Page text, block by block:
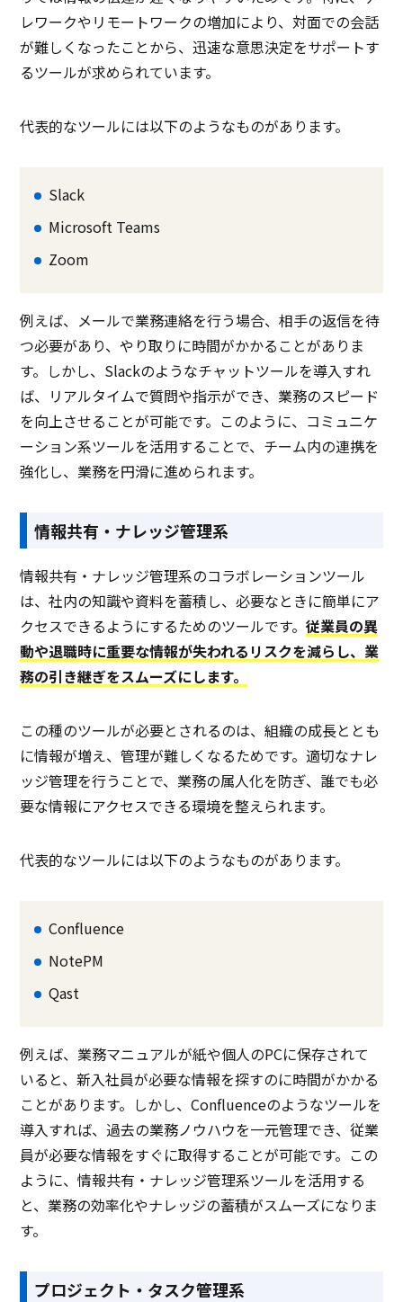
レワークやリモートワークの増加により、対面での会話
が難しくなったことから、迅速な意思決定をサポートす
るツールが求められています。
代表的なツールには以下のようなものがあります。
Slack
Microsoft Teams
Zoom
例えば、メールで業務連絡を行う場合、相手の返信を待
つ必要があり、やり取りに時間がかかることがありま
す。しかし、Slackのようなチャットツールを導入すれ
ば、リアルタイムで質問や指示ができ、業務のスピード
を向上させることが可能です。このように、コミュニケ
ーション系ツールを活用することで、チーム内の連携を
強化し、業務を円滑に進められます。
情報共有・ナレッジ管理系
情報共有・ナレッジ管理系のコラボレーションツール
は、社内の知識や資料を蓄積し、必要なときに簡単にア
クセスできるようにするためのツールです。従業員の異
動や退職時に重要な情報が失われるリスクを減らし、業
務の引き継ぎをスムーズにします。
この種のツールが必要とされるのは、組織の成長ととも
に情報が増え、管理が難しくなるためです。適切なナレ
ッジ管理を行うことで、業務の属人化を防ぎ、誰でも必
要な情報にアクセスできる環境を整えられます。
代表的なツールには以下のようなものがあります。
Confluence
NotePM
Qast
例えば、業務マニュアルが紙や個人のPCに保存されて
いると、新入社員が必要な情報を探すのに時間がかかる
ことがあります。しかし、Confluenceのようなツールを
導入すれば、過去の業務ノウハウを一元管理でき、従業
員が必要な情報をすぐに取得することが可能です。この
ように、情報共有・ナレッジ管理系ツールを活用する
と、業務の効率化やナレッジの蓄積がスムーズになりま
す。
プロジェクト・タスク管理系